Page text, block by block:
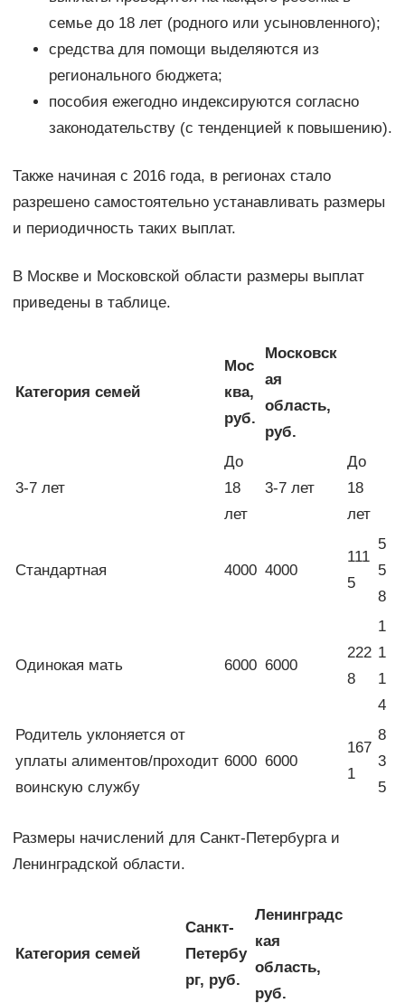
семье до 18 лет (родного или усыновленного);
средства для помощи выделяются из
регионального бюджета;
пособия ежегодно индексируются согласно
законодательству (с тенденцией к повышению).
Также начиная с 2016 года, в регионах стало
разрешено самостоятельно устанавливать размеры
и периодичность таких выплат.
В Москве и Московской области размеры выплат
приведены в таблице.
Категория семей
Мос
ква,
руб.
Московск
ая
область,
руб.
3-7 лет
До
18
лет
3-7 лет
До
18
лет
Стандартная 4000 4000
111
5
5
5
8
Одинокая мать 6000 6000
222
8
1
1
1
4
Родитель уклоняется от
уплаты алиментов/проходит
воинскую службу
6000 6000
167
1
8
3
5
Размеры начислений для Санкт-Петербурга и
Ленинградской области.
Категория семей
Санкт-
Петербу
рг, руб.
Ленинградс
кая
область,
руб.